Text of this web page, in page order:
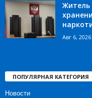
Житель
Авг 6, 2026
ПОПУЛЯРНАЯ КАТЕГОРИЯ
Новости